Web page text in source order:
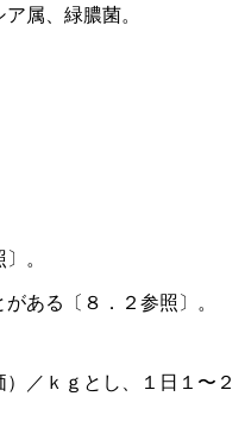
属、緑膿菌。
。
ある〔８．２参照〕。
／ｋｇとし、１日１〜２